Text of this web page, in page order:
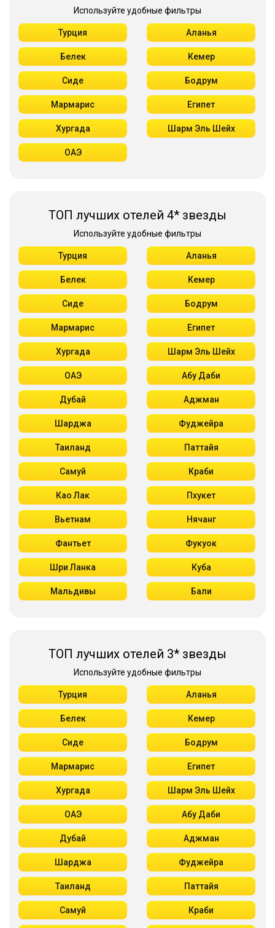
Используйте удобные фильтры
Турция Аланья
Белек Кемер
Сиде Бодрум
Мармарис Египет
Хургада Шарм Эль Шейх
ОАЭ
ТОП лучших отелей 4* звезды
Используйте удобные фильтры
Турция Аланья
Белек Кемер
Сиде Бодрум
Мармарис Египет
Хургада Шарм Эль Шейх
ОАЭ Абу Даби
Дубай Аджман
Шарджа Фуджейра
Таиланд Паттайя
Самуй Краби
Као Лак Пхукет
Вьетнам Нячанг
Фантьет Фукуок
Шри Ланка Куба
Мальдивы Бали
ТОП лучших отелей 3* звезды
Используйте удобные фильтры
Турция Аланья
Белек Кемер
Сиде Бодрум
Мармарис Египет
Хургада Шарм Эль Шейх
ОАЭ Абу Даби
Дубай Аджман
Шарджа Фуджейра
Таиланд Паттайя
Самуй Краби